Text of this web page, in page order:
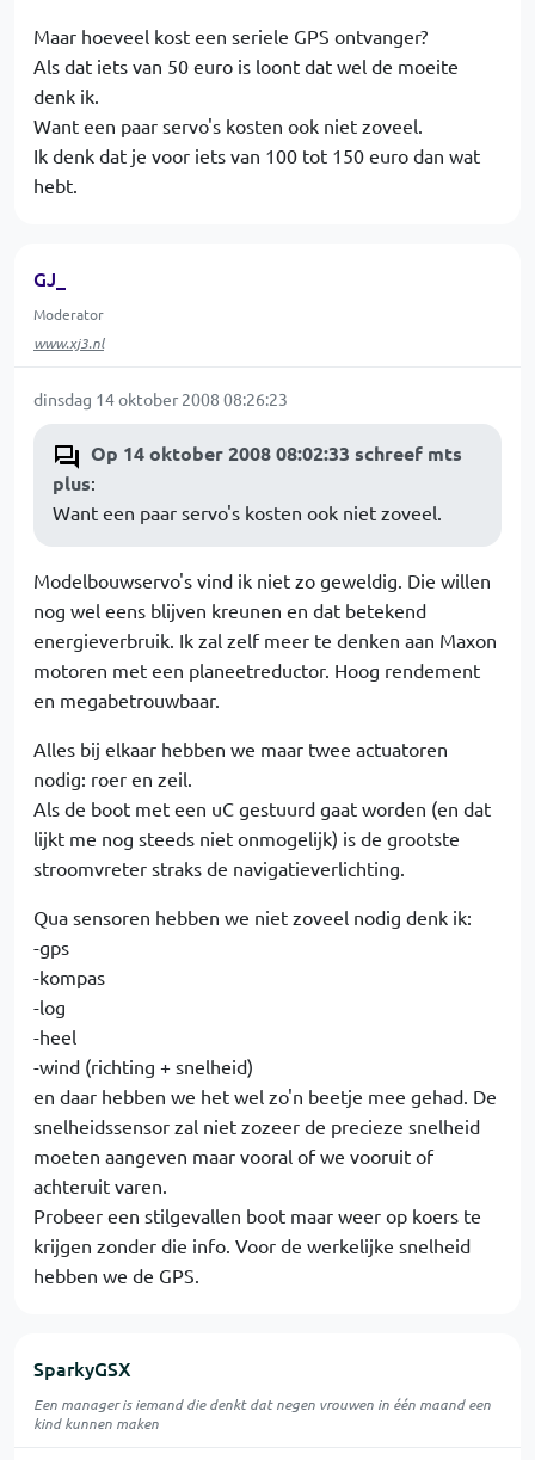
Maar hoeveel kost een seriele GPS ontvanger?
Als dat iets van 50 euro is loont dat wel de moeite
denk ik.
Want een paar servo's kosten ook niet zoveel.
Ik denk dat je voor iets van 100 tot 150 euro dan wat
hebt.
GJ_
Moderator
www.xj3.nl
dinsdag 14 oktober 2008 08:26:23
Op 14 oktober 2008 08:02:33 schreef mts
plus:
Want een paar servo's kosten ook niet zoveel.
Modelbouwservo's vind ik niet zo geweldig. Die willen
nog wel eens blijven kreunen en dat betekend
energieverbruik. Ik zal zelf meer te denken aan Maxon
motoren met een planeetreductor. Hoog rendement
en megabetrouwbaar.
Alles bij elkaar hebben we maar twee actuatoren
nodig: roer en zeil.
Als de boot met een uC gestuurd gaat worden (en dat
lijkt me nog steeds niet onmogelijk) is de grootste
stroomvreter straks de navigatieverlichting.
Qua sensoren hebben we niet zoveel nodig denk ik:
-gps
-kompas
-log
-heel
-wind (richting + snelheid)
en daar hebben we het wel zo'n beetje mee gehad. De
snelheidssensor zal niet zozeer de precieze snelheid
moeten aangeven maar vooral of we vooruit of
achteruit varen.
Probeer een stilgevallen boot maar weer op koers te
krijgen zonder die info. Voor de werkelijke snelheid
hebben we de GPS.
SparkyGSX
Een manager is iemand die denkt dat negen vrouwen in één maand een
kind kunnen maken